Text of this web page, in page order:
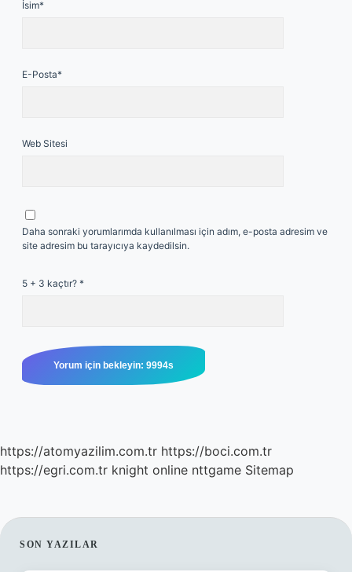
İsim*
E-Posta*
Web Sitesi
Daha sonraki yorumlarımda kullanılması için adım, e-posta adresim ve
site adresim bu tarayıcıya kaydedilsin.
5 + 3 kaçtır? *
https://atomyazilim.com.tr https://boci.com.tr
https://egri.com.tr knight online nttgame Sitemap
SIDEBAR
SON YAZILAR